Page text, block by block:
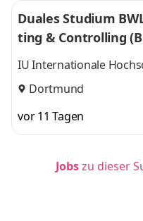
Duales Studium
ting & Controlling
uell
IU Internationale
Dortmund
vor 11 Tagen
Jobszu dieser